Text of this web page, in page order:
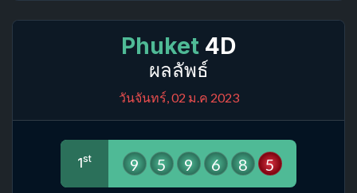
Phuket 4D
ผลลัพธ์
วันจันทร์, 02 ม.ค 2023
1st 9 5 9 6 8 5